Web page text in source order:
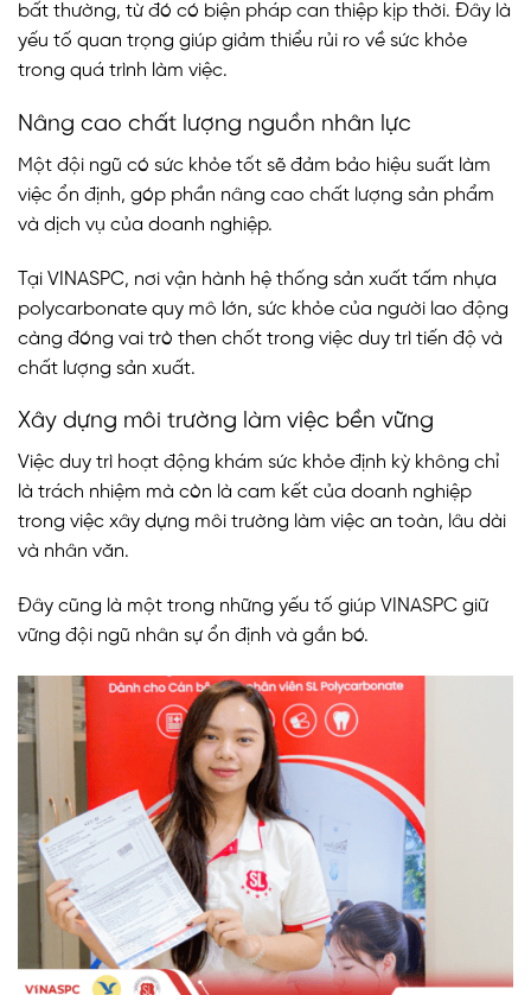
bất thường, từ đó có biện pháp can thiệp kịp thời. Đây là
yếu tố quan trọng giúp giảm thiểu rủi ro về sức khỏe
trong quá trình làm việc.
Nâng cao chất lượng nguồn nhân lực
Một đội ngũ có sức khỏe tốt sẽ đảm bảo hiệu suất làm
việc ổn định, góp phần nâng cao chất lượng sản phẩm
và dịch vụ của doanh nghiệp.
Tại VINASPC, nơi vận hành hệ thống sản xuất tấm nhựa
polycarbonate quy mô lớn, sức khỏe của người lao động
càng đóng vai trò then chốt trong việc duy trì tiến độ và
chất lượng sản xuất.
Xây dựng môi trường làm việc bền vững
Việc duy trì hoạt động khám sức khỏe định kỳ không chỉ
là trách nhiệm mà còn là cam kết của doanh nghiệp
trong việc xây dựng môi trường làm việc an toàn, lâu dài
và nhân văn.
Đây cũng là một trong những yếu tố giúp VINASPC giữ
vững đội ngũ nhân sự ổn định và gắn bó.